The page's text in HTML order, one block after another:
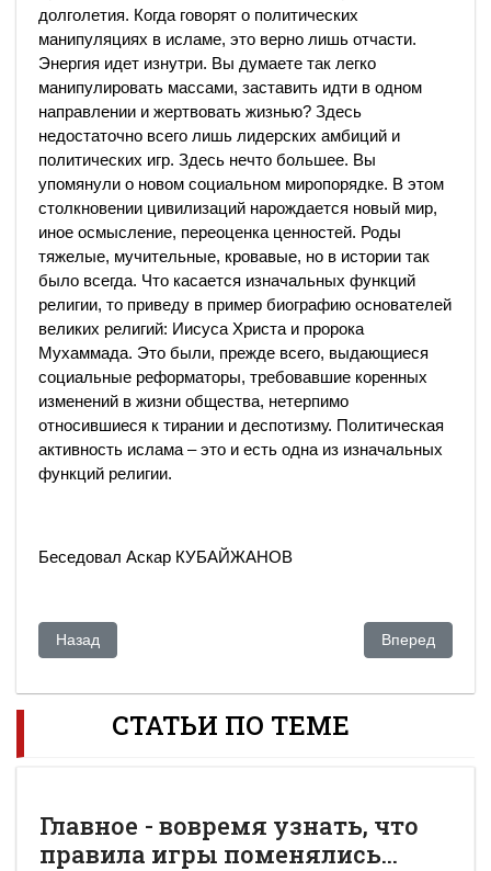
долголетия. Когда говорят о политических
манипуляциях в исламе, это верно лишь отчасти.
Энергия идет изнутри. Вы думаете так легко
манипулировать массами, заставить идти в одном
направлении и жертвовать жизнью? Здесь
недостаточно всего лишь лидерских амбиций и
политических игр. Здесь нечто большее. Вы
упомянули о новом социальном миропорядке. В этом
столкновении цивилизаций нарождается новый мир,
иное осмысление, переоценка ценностей. Роды
тяжелые, мучительные, кровавые, но в истории так
было всегда. Что касается изначальных функций
религии, то приведу в пример биографию основателей
великих религий: Иисуса Христа и пророка
Мухаммада. Это были, прежде всего, выдающиеся
социальные реформаторы, требовавшие коренных
изменений в жизни общества, нетерпимо
относившиеся к тирании и деспотизму. Политическая
активность ислама – это и есть одна из изначальных
функций религии.
Беседовал Аскар КУБАЙЖАНОВ
Предыдущий: Почему в исламе нет экстремизма
Назад Следующий:
Вперед
СТАТЬИ ПО ТЕМЕ
Главное - вовремя узнать, что
правила игры поменялись...